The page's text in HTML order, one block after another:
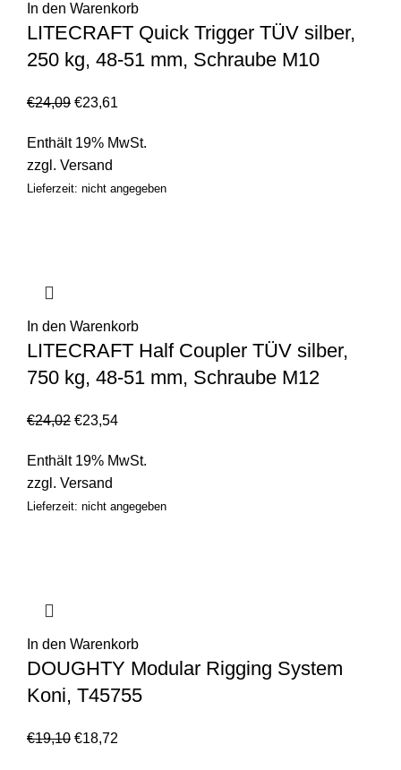
In den Warenkorb
LITECRAFT Quick Trigger TÜV silber,
250 kg, 48-51 mm, Schraube M10
€24,09 €23,61
Enthält 19% MwSt.
zzgl. Versand
Lieferzeit: nicht angegeben
In den Warenkorb
LITECRAFT Half Coupler TÜV silber,
750 kg, 48-51 mm, Schraube M12
€24,02 €23,54
Enthält 19% MwSt.
zzgl. Versand
Lieferzeit: nicht angegeben
In den Warenkorb
DOUGHTY Modular Rigging System
Koni, T45755
€19,10 €18,72